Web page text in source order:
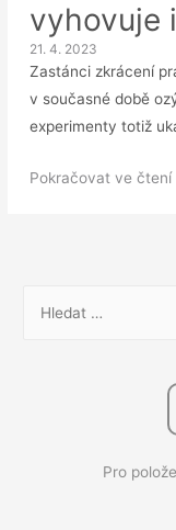
vyhovuje
21. 4. 2023
Zastánci zkrácení
v současné době
experimenty totiž
Čtyřdenní
zaměstnavatelům
Pokračovat ve čtení
Pro